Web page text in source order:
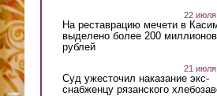
22
На реставрацию мечети в
выделено более 200 миллионов
рублей
21
Суд ужесточил наказание экс-
снабженцу рязанского